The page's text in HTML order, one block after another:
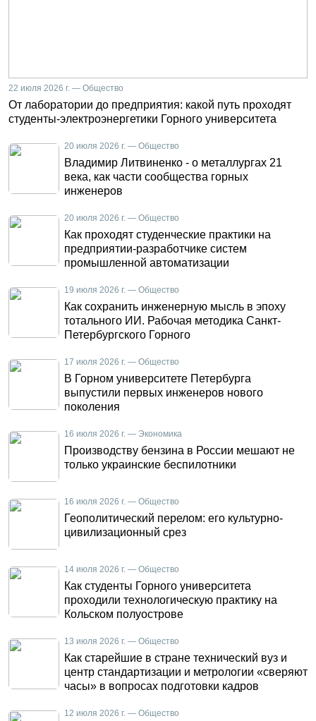
22 июля 2026 г. — Общество
От лаборатории до предприятия: какой путь проходят
студенты-электроэнергетики Горного университета
20 июля 2026 г. — Общество
Владимир Литвиненко - о металлургах 21
века, как части сообщества горных
инженеров
20 июля 2026 г. — Общество
Как проходят студенческие практики на
предприятии-разработчике систем
промышленной автоматизации
19 июля 2026 г. — Общество
Как сохранить инженерную мысль в эпоху
тотального ИИ. Рабочая методика Санкт-
Петербургского Горного
17 июля 2026 г. — Общество
В Горном университете Петербурга
выпустили первых инженеров нового
поколения
16 июля 2026 г. — Экономика
Производству бензина в России мешают не
только украинские беспилотники
16 июля 2026 г. — Общество
Геополитический перелом: его культурно-
цивилизационный срез
14 июля 2026 г. — Общество
Как студенты Горного университета
проходили технологическую практику на
Кольском полуострове
13 июля 2026 г. — Общество
Как старейшие в стране технический вуз и
центр стандартизации и метрологии «сверяют
часы» в вопросах подготовки кадров
12 июля 2026 г. — Общество